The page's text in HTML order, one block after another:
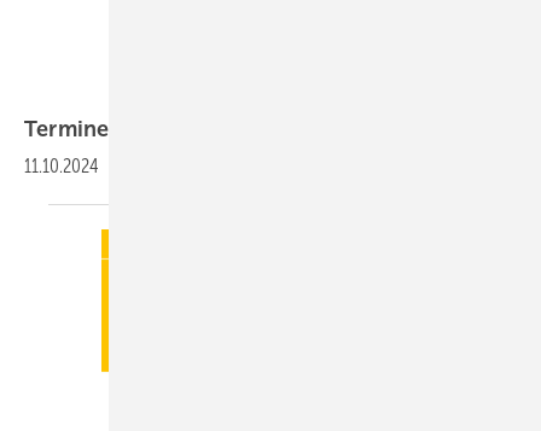
Termine
11.10.2024